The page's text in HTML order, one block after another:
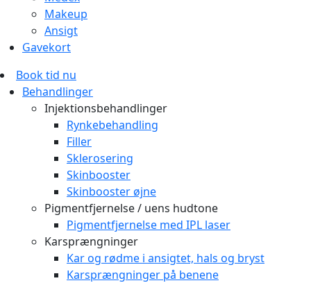
Makeup
Ansigt
Gavekort
Book tid nu
Behandlinger
Injektionsbehandlinger
Rynkebehandling
Filler
Sklerosering
Skinbooster
Skinbooster øjne
Pigmentfjernelse / uens hudtone
Pigmentfjernelse med IPL laser
Karsprængninger
Kar og rødme i ansigtet, hals og bryst
Karsprængninger på benene